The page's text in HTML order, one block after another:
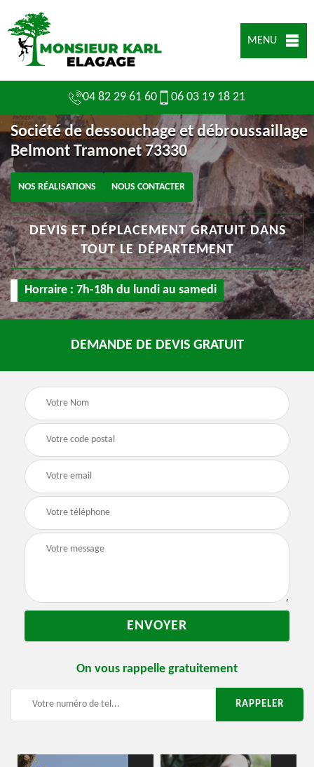
MENU
04 82 29 61 60 06 03 19 18 21
Société de dessouchage et débroussaillage
Belmont Tramonet 73330
NOS RÉALISATIONS NOUS CONTACTER
DEVIS ET DÉPLACEMENT GRATUIT DANS
TOUT LE DÉPARTEMENT
Horraire : 7h-18h du lundi au samedi
DEMANDE DE DEVIS GRATUIT
On vous rappelle gratuitement